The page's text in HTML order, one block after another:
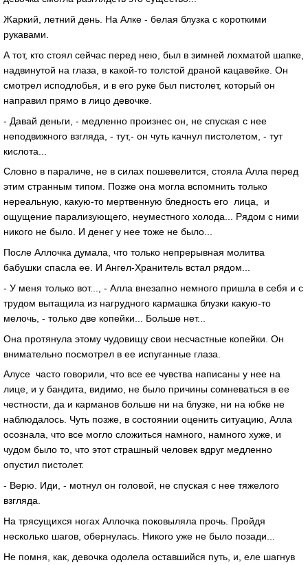
Жаркий, летний день. На Алке - белая блузка с короткими
рукавами.
А тот, кто стоял сейчас перед нею, был в зимней лохматой шапке,
надвинутой на глаза, в какой-то толстой драной кацавейке. Он
смотрел исподлобья, и в его руке был пистолет, который он
направил прямо в лицо девочке.
- Давай деньги, - медленно произнес он, не спуская с нее
неподвижного взгляда, - тут,- он чуть качнул пистолетом, - тут
кислота...
Словно в параличе, не в силах пошевелится, стояла Алла перед
этим странным типом. Позже она могла вспомнить только
нереальную, какую-то мертвенную бледность его лица, и
ощущение парализующего, неуместного холода... Рядом с ними
никого не было. И денег у нее тоже не было...
После Аллочка думала, что только непрерывная молитва
бабушки спасла ее. И Ангел-Хранитель встал рядом...
- У меня только вот..., - Алла внезапно немного пришла в себя и с
трудом вытащила из нагрудного кармашка блузки какую-то
мелочь, - только две копейки... Больше нет...
Она протянула этому чудовищу свои несчастные копейки. Он
внимательно посмотрел в ее испуганные глаза.
Алусе часто говорили, что все ее чувства написаны у нее на
лице, и у бандита, видимо, не было причины сомневаться в ее
честности, да и карманов больше ни на блузке, ни на юбке не
наблюдалось. Чуть позже, в состоянии оценить ситуацию, Алла
осознала, что все могло сложиться намного, намного хуже, и
чудом было то, что этот страшный человек вдруг медленно
опустил пистолет.
- Верю. Иди, - мотнул он головой, не спуская с нее тяжелого
взгляда.
На трясущихся ногах Аллочка поковыляла прочь. Пройдя
несколько шагов, обернулась. Никого уже не было позади...
Не помня, как, девочка одолела оставшийся путь, и, еле шагнув